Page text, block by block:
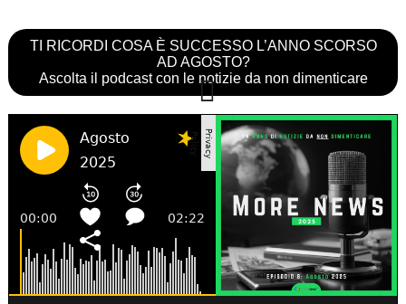
TI RICORDI COSA È SUCCESSO L’ANNO SCORSO
AD AGOSTO?
Ascolta il podcast con le notizie da non dimenticare